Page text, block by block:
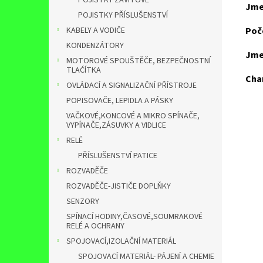
POJISTKY PŘÍSLUŠENSTVÍ
KABELY A VODIČE
KONDENZÁTORY
MOTOROVÉ SPOUŠTĚČE, BEZPEČNOSTNÍ
TLAĆÍTKA
OVLÁDACÍ A SIGNALIZAČNÍ PŘÍSTROJE
POPISOVAČE, LEPIDLA A PÁSKY
VAČKOVÉ,KONCOVÉ A MIKRO SPÍNAČE,
VYPÍNAČE,ZÁSUVKY A VIDLICE
RELÉ
PŘÍSLUŠENSTVÍ PATICE
ROZVADĚČE
ROZVADĚČE-JISTIČE DOPLŇKY
SENZORY
SPÍNACÍ HODINY,ČASOVÉ,SOUMRAKOVÉ
RELÉ A OCHRANY
SPOJOVACÍ,IZOLAČNÍ MATERIÁL
SPOJOVACÍ MATERIÁL- PÁJENÍ A CHEMIE